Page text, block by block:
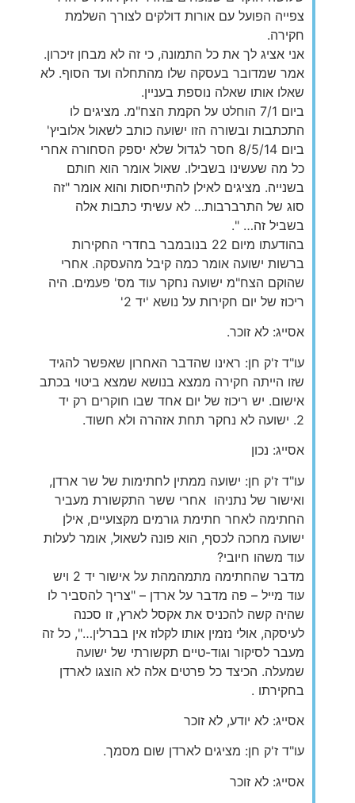
צפייה הפועל עם אורות דולקים לצורך השלמת
חקירה.
אני אציג לך את כל התמונה, כי זה לא מבחן זיכרון.
אמר שמדובר בעסקה שלו מהתחלה ועד הסוף. לא
שאלו אותו שאלה נוספת בעניין.
ביום 7/1 הוחלט על הקמת הצח"מ. מציגים לו
התכתבות ובשורה הזו ישועה כותב לשאול אלוביץ'
ביום 8/5/14 חסר לגדול שלא יספק הסחורה אחרי
כל מה שעשינו בשבילו. שאול אומר הוא חותם
בשנייה. מציגים לאילן להתייחסות והוא אומר "זה
סוג של התרברבות… לא עשיתי כתבות אלה
בשביל זה… ".
בהודעתו מיום 22 בנובמבר בחדרי החקירות
ברשות ישועה אומר כמה קיבל מהעסקה. אחרי
שהוקם הצח"מ ישועה נחקר עוד מס' פעמים. היה
ריכוז של יום חקירות על נושא 'יד 2'
אסייג: לא זוכר.
עו"ד ז'ק חן: ראינו שהדבר האחרון שאפשר להגיד
שזו הייתה חקירה ממצא בנושא שמצא ביטוי בכתב
אישום. יש ריכוז של יום אחד שבו חוקרים רק יד
2. ישועה לא נחקר תחת אזהרה ולא חשוד.
אסייג: נכון
עו"ד ז'ק חן: ישועה ממתין לחתימות של שר ארדן,
ואישור של נתניהו אחרי ששר התקשורת מעביר
החתימה לאחר חתימת גורמים מקצועיים, אילן
ישועה מחכה לכסף, הוא פונה לשאול, אומר לעלות
עוד משהו חיובי?
מדבר שהחתימה מתמהמהת על אישור יד 2 ויש
עוד מייל – פה מדבר על ארדן – "צריך להסביר לו
שהיה קשה להכניס את אקסל לארץ, זו סכנה
לעיסקה, אולי נזמין אותו לקלוז אין בברלין…", כל זה
מעבר לסיקור וגוד-טיים תקשורתי של ישועה
שמעלה. הכיצד כל פרטים אלה לא הוצגו לארדן
בחקירתו .
אסייג: לא יודע, לא זוכר
עו"ד ז'ק חן: מציגים לארדן שום מסמך.
אסייג: לא זוכר